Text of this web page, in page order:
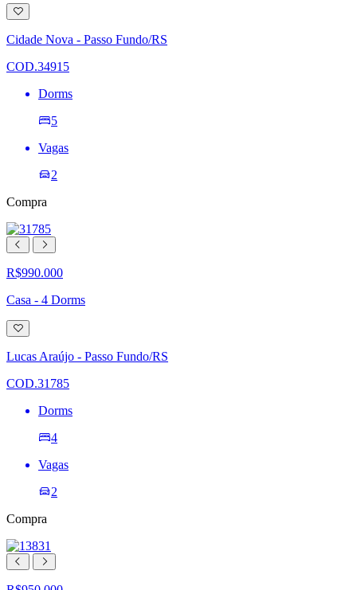
Adicionar
à
lista
de
Cidade Nova - Passo Fundo/RS
COD.34915
Dorms
5
Vagas
2
Compra
R$990.000
Casa - 4 Dorms
Adicionar
à
lista
de
Lucas Araújo - Passo Fundo/RS
COD.31785
Dorms
4
Vagas
2
Compra